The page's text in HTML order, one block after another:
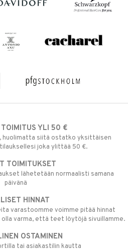
YLI 50 €
huolimatta siitä ostatko yksittäisen
joka ylittää 50 €.
TOIMITUKSET
lähetetään normaalisti samana
päivänä
HINNAT
varastoomme voimme pitää hinnat
olla varma, että teet löytöjä sivuillamme.
OSTAMINEN
tai asiakastilin kautta